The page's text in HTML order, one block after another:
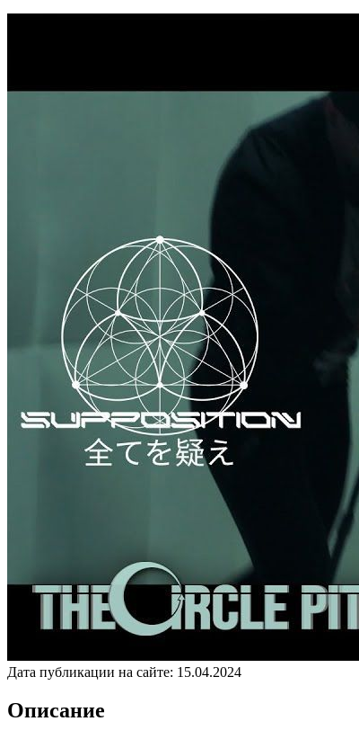
Дата публикации на сайте: 15.04.2024
Описание